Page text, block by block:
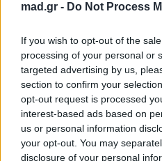
mad.gr - Do Not Process
If you wish to opt-out of the
processing of your personal or
targeted advertising by us,
section to confirm your
opt-out request is processed
interest-based ads based on
us or personal information
your opt-out. You may
disclosure of your personal
αποζημιώσεις που έχουν
Η Nicki Minaj
τα γενέθλιά του με
προκάλεσε
Angelina Jolie: «Δεν
και δέκα χρόνια